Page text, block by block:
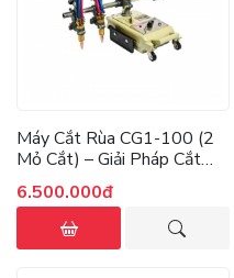
Máy Cắt Rùa CG1-100 (2
Mỏ Cắt) – Giải Pháp Cắt
Kim Loại Đường Tròn &
Đường Thẳng Chuẩn
6.500.000đ